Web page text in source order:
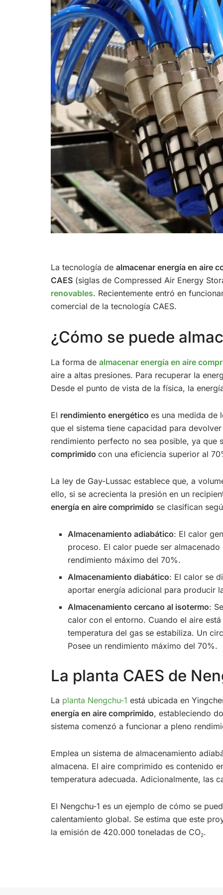
La tecnología de almacenar energía en aire
CAES (siglas de Compressed Air Energy
renovables. Recientemente entró en
comercial de la tecnología CAES.
¿Cómo se puede
La forma de almacenar energía en aire
aire a altas presiones. Para recuperar la
Desde el punto de vista de la física, la
El rendimiento energético es una medida de
que el sistema tiene capacidad para
rendimiento perfecto no sea posible, ya
comprimido con una eficiencia superior al
La ley de Gay-Lussac establece que, a
ello, si se acrecienta la presión en un
energía en aire comprimido se clasifican
Almacenamiento adiabático: El calor
proceso. El calor puede ser
rendimiento máximo del 70%.
Almacenamiento diabático: El calor se
aportar energía adicional para producir
Almacenamiento cercano al isotermo:
calor con el entorno. Cuando el aire
temperatura del gas se estabiliza. Un
Posee un rendimiento máximo del 70%.
La planta CAES de
La planta Nengchu-1 está ubicada en
energía en aire comprimido, estableciendo
sistema comenzó a funcionar a pleno
Emplea un sistema de almacenamiento
almacena. El aire comprimido es contenido
temperatura adecuada. Adicionalmente, las
El Nengchu-1 es un ejemplo de cómo se
calentamiento global. Se estima que este
la emisión de 420.000 toneladas de CO2.